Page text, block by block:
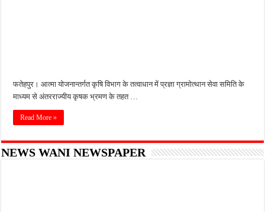
फतेहपुर। आत्मा योजनान्तर्गत कृषि विभाग के तत्वाधान में प्रज्ञा ग्रामोत्थान सेवा समिति के
माध्यम से अंतरराज्यीय कृषक भ्रमण के तहत …
Read More »
NEWS WANI NEWSPAPER